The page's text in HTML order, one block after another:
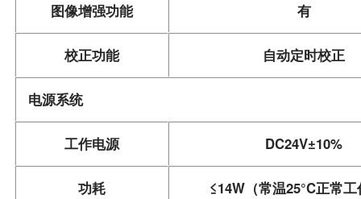
图像增强功能 有
校正功能 自动定时校正
电源系统
工作电源 DC24V±10%
功耗 ≤14W（常温25°C正常